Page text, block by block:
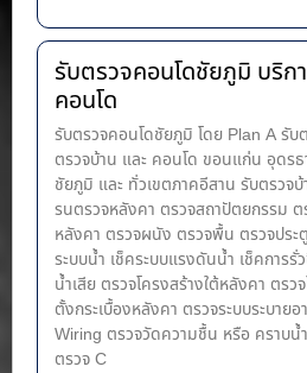
รับตรวจคอนโดชัยภูมิ บริก
คอนโด
รับตรวจคอนโดชัยภูมิ โดย Plan A รับ
ตรวจบ้าน และ คอนโด ขอนแก่น อุดร
ชัยภูมิ และ ทั่วเขตภาคอีสาน รับตรวจ
รนตรวจหลังคา ตรวจสถาปัตยกรรม ต
หลังคา ตรวจผนัง ตรวจพื้น ตรวจประ
ระบบน้ำ เช็คระบบแรงดันน้ำ เช็คการ
น้ำ​เสีย ตรวจโครงสร้างใต้หลังคา ตร
ตั้งกระเบื้องหลังคา ตรวจระบบระบาย
Wiring ตรวจวัดความชื้น หรือ คราบน้
ตรวจ C